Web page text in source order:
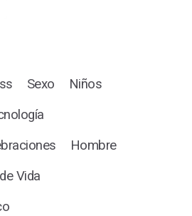
Sexo
Niños
Hombre
Vida